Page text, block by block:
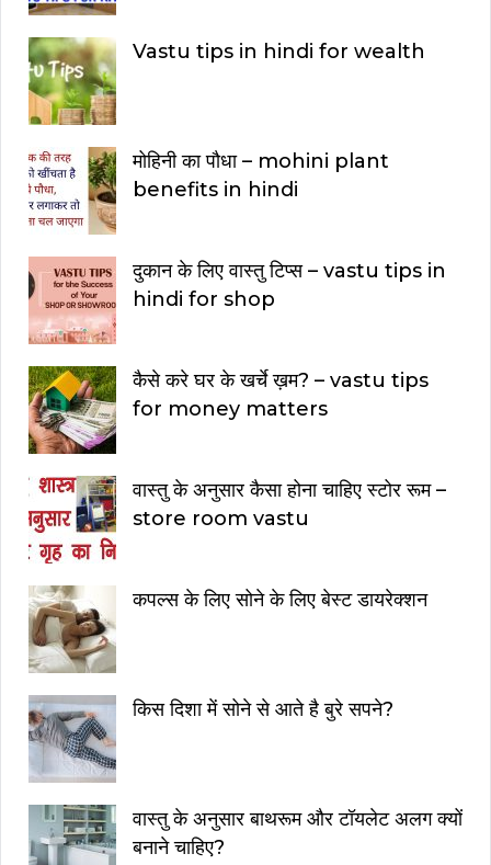
Vastu tips in hindi for wealth
मोहिनी का पौधा – mohini plant
benefits in hindi
दुकान के लिए वास्तु टिप्स – vastu tips in
hindi for shop
कैसे करे घर के खर्चे ख़म? – vastu tips
for money matters
वास्तु के अनुसार कैसा होना चाहिए स्टोर रूम –
store room vastu
कपल्स के लिए सोने के लिए बेस्ट डायरेक्शन
किस दिशा में सोने से आते है बुरे सपने?
वास्तु के अनुसार बाथरूम और टॉयलेट अलग क्यों
बनाने चाहिए?